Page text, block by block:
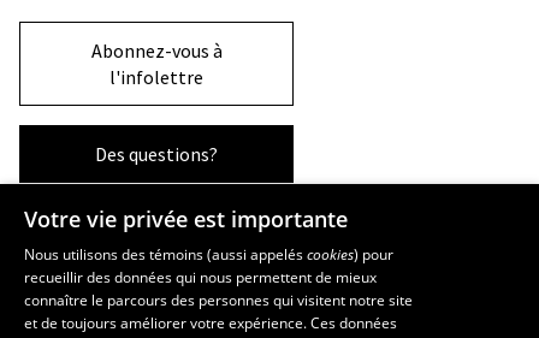
Abonnez-vous à
l'infolettre
Des questions?
La Faculté et ses écoles
Faculté d’aménagement, d’architecture, d’art et de design
École d’art
Votre vie privée est importante
Nous utilisons des témoins (aussi appeléscookies) pour
recueillir des données qui nous permettent de mieux
connaître le parcours des personnes qui visitent notre site
et de toujours améliorer votre expérience. Ces données